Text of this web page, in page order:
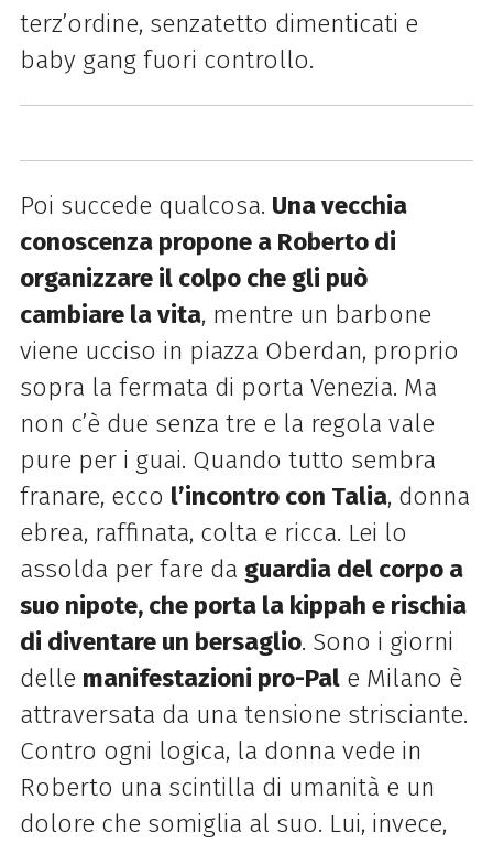
terz’ordine, senzatetto dimenticati e
baby gang fuori controllo.
Poi succede qualcosa. Una vecchia
conoscenza propone a Roberto di
organizzare il colpo che gli può
cambiare la vita, mentre un barbone
viene ucciso in piazza Oberdan, proprio
sopra la fermata di porta Venezia. Ma
non c’è due senza tre e la regola vale
pure per i guai. Quando tutto sembra
franare, ecco l’incontro con Talia, donna
ebrea, raffinata, colta e ricca. Lei lo
assolda per fare da guardia del corpo a
suo nipote, che porta la kippah e rischia
di diventare un bersaglio. Sono i giorni
delle manifestazioni pro-Pale Milano è
attraversata da una tensione strisciante.
Contro ogni logica, la donna vede in
Roberto una scintilla di umanità e un
dolore che somiglia al suo. Lui, invece,